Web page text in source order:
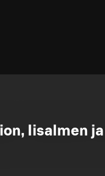
Iisalmen